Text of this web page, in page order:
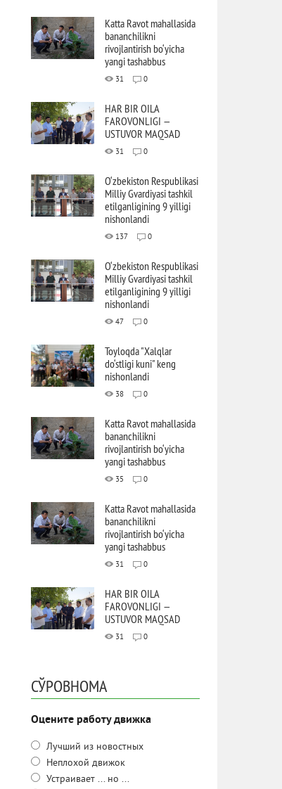
Katta Ravot mahallasida
bananchilikni
rivojlantirish bo‘yicha
yangi tashabbus
31 0
HAR BIR OILA
FAROVONLIGI —
USTUVOR MAQSAD
31 0
O‘zbekiston Respublikasi
Milliy Gvardiyasi tashkil
etilganligining 9 yilligi
nishonlandi
137 0
O‘zbekiston Respublikasi
Milliy Gvardiyasi tashkil
etilganligining 9 yilligi
nishonlandi
47 0
Toyloqda "Xalqlar
do‘stligi kuni" keng
nishonlandi
38 0
Katta Ravot mahallasida
bananchilikni
rivojlantirish bo‘yicha
yangi tashabbus
35 0
Katta Ravot mahallasida
bananchilikni
rivojlantirish bo‘yicha
yangi tashabbus
31 0
HAR BIR OILA
FAROVONLIGI —
USTUVOR MAQSAD
31 0
СЎРОВНОМА
Оцените работу движка
Лучший из новостных
Неплохой движок
Устраивает ... но ...